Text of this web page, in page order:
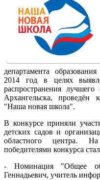
департамента
2014 год в целях
распространения
Архангельска, проведён
"Наша новая школа".
В конкурсе приняли
детских садов и
областного центра.
победителями конкурса
- Номинация "Общее
Геннадьевич, учитель